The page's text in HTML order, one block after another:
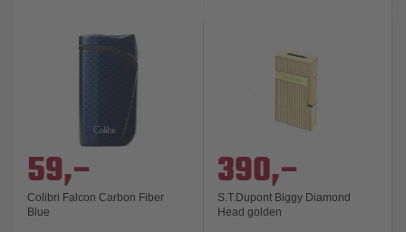
59,–
Colibri Falcon Carbon Fiber
Blue
390,–
S.T.Dupont Biggy Diamond
Head golden